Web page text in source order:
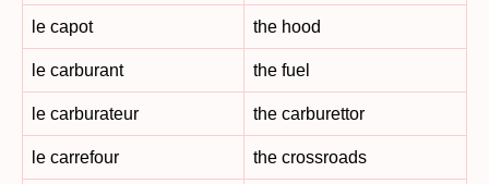
le capot the hood
le carburant the fuel
le carburateur the carburettor
le carrefour the crossroads